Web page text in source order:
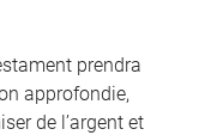
prendra
approfondie,
de l’argent et